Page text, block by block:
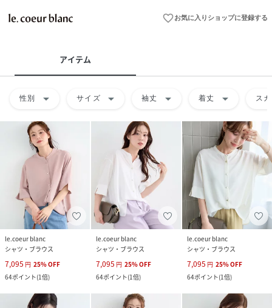
favorite_borderお気に入りショップに登録する
アイテム
性別 arrow_drop_down サイズ arrow_drop_down 袖丈 arrow_drop_down 着丈 arrow_drop_down ス
le.coeur blanc
シャツ・ブラウス
7,095 円 25%OFF
64ポイント(1倍)
le.coeur blanc
シャツ・ブラウス
7,095 円 25%OFF
64ポイント(1倍)
le.coeur blanc
シャツ・ブラウス
7,095 円 25%OFF
64ポイント(1倍)